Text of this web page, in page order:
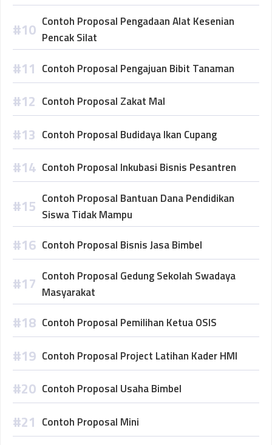
Contoh Proposal Pengadaan Alat Kesenian
Pencak Silat
Contoh Proposal Pengajuan Bibit Tanaman
Contoh Proposal Zakat Mal
Contoh Proposal Budidaya Ikan Cupang
Contoh Proposal Inkubasi Bisnis Pesantren
Contoh Proposal Bantuan Dana Pendidikan
Siswa Tidak Mampu
Contoh Proposal Bisnis Jasa Bimbel
Contoh Proposal Gedung Sekolah Swadaya
Masyarakat
Contoh Proposal Pemilihan Ketua OSIS
Contoh Proposal Project Latihan Kader HMI
Contoh Proposal Usaha Bimbel
Contoh Proposal Mini